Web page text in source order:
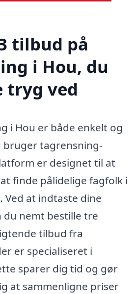
tilbud på
i Hou, du
tryg ved
i Hou er både enkelt og
tagrensning-
er designet til at
finde pålidelige fagfolk i
Ved at indtaste dine
du nemt bestille tre
tilbud fra
er specialiseret i
sparer dig tid og gør
at sammenligne priser